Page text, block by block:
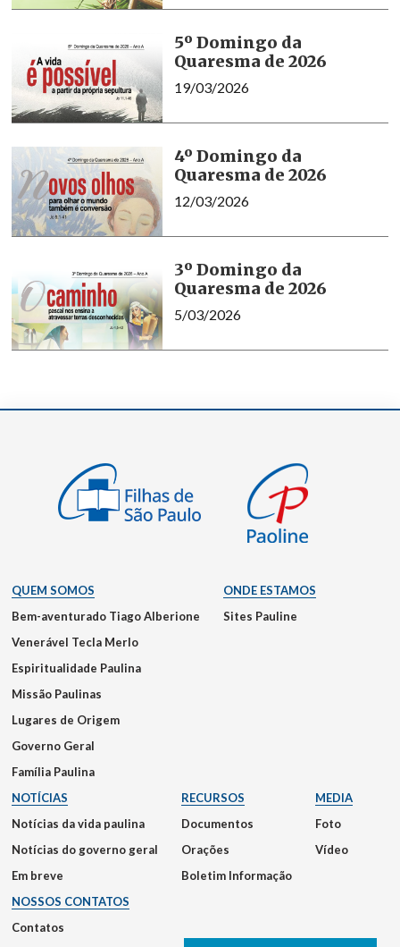
5º Domingo da
Quaresma de 2026
19/03/2026
4º Domingo da
Quaresma de 2026
12/03/2026
3º Domingo da
Quaresma de 2026
5/03/2026
QUEM SOMOS
Bem-aventurado Tiago Alberione
Venerável Tecla Merlo
Espiritualidade Paulina
Missão Paulinas
Lugares de Origem
Governo Geral
Família Paulina
ONDE ESTAMOS
Sites Pauline
NOTÍCIAS
Notícias da vida paulina
Notícias do governo geral
Em breve
RECURSOS
Documentos
Orações
Boletim Informação
MEDIA
Foto
Vídeo
NOSSOS CONTATOS
Contatos